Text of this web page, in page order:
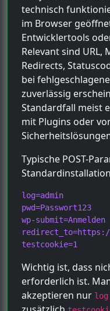
technisch
im Browser
Entwicklertools
Relevant sind URL,
Redirects,
bei
zuverlässig
Standardfall meist
mit Plugins oder
Typische POST-
log=admin
pwd=Passwort123
wp-submit=Anmelden
testcookie=1
Wichtig ist, dass
erforderlich ist.
akzeptieren nur log